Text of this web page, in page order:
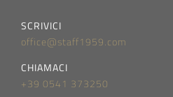
SCRIVICI
office@staff1959.com
CHIAMACI
+39 0541 373250